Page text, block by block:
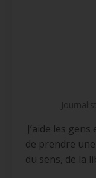
J’aide les
de prendre
du sens, de la